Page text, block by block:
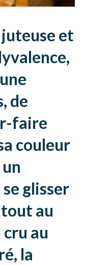
et
de
faire
couleur
glisser
au
cru au
la